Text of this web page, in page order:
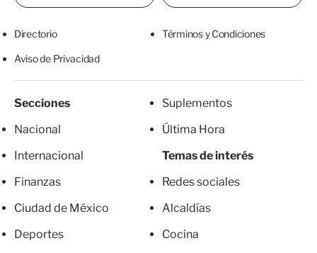
Directorio Términos y Condiciones
Aviso de Privacidad
Secciones
Nacional
Internacional
Finanzas
Ciudad de México
Deportes
Suplementos
Última Hora
Temas de interés
Redes sociales
Alcaldías
Cocina